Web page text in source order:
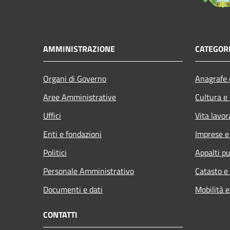
AMMINISTRAZIONE
Organi di Governo
Aree Amministrative
Uffici
Enti e fondazioni
Politici
Personale Amministrativo
Documenti e dati
Cultura
Vita
Imprese
Appalti
Catasto
Mobilità
CONTATTI